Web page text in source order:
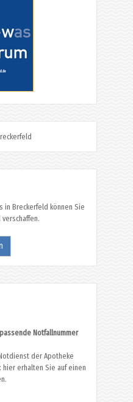
in Breckerfeld können Sie
Notfallnummer
der Apotheke
erhalten Sie auf einen